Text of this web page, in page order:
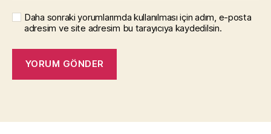
Daha sonraki yorumlarımda kullanılması için adım, e-posta
adresim ve site adresim bu tarayıcıya kaydedilsin.